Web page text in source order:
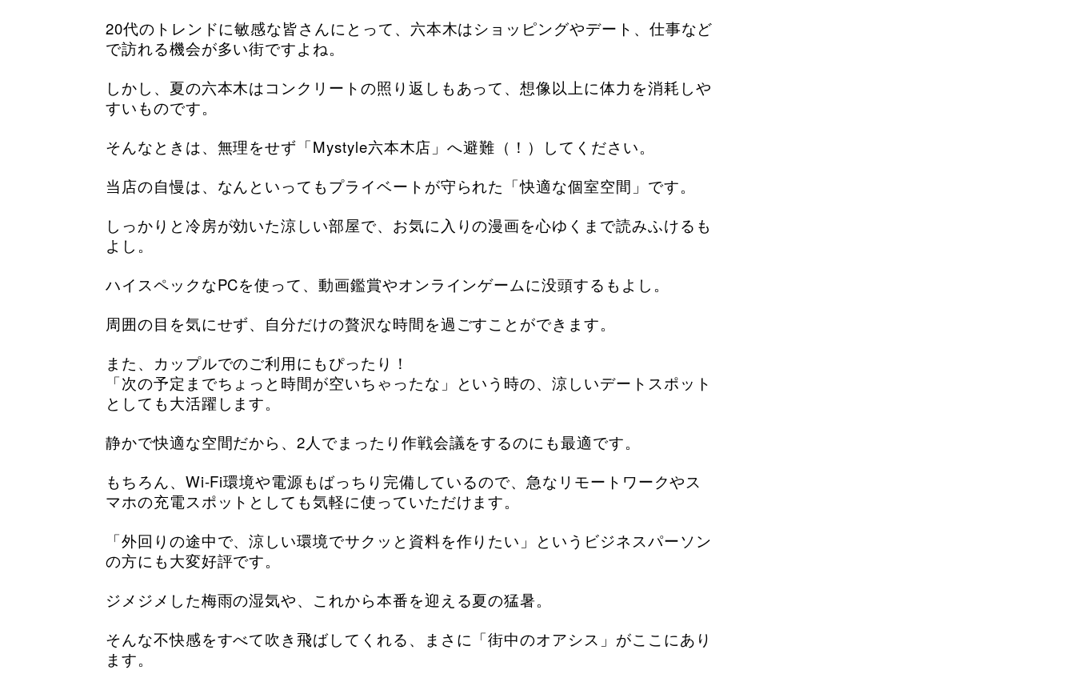
20代のトレンドに敏感な皆さんにとって、六本木はショッピングやデート、仕事など
で訪れる機会が多い街ですよね。
しかし、夏の六本木はコンクリートの照り返しもあって、想像以上に体力を消耗しや
すいものです。
そんなときは、無理をせず「Mystyle六本木店」へ避難（！）してください。
当店の自慢は、なんといってもプライベートが守られた「快適な個室空間」です。
しっかりと冷房が効いた涼しい部屋で、お気に入りの漫画を心ゆくまで読みふけるも
よし。
ハイスペックなPCを使って、動画鑑賞やオンラインゲームに没頭するもよし。
周囲の目を気にせず、自分だけの贅沢な時間を過ごすことができます。
また、カップルでのご利用にもぴったり！
「次の予定までちょっと時間が空いちゃったな」という時の、涼しいデートスポット
としても大活躍します。
静かで快適な空間だから、2人でまったり作戦会議をするのにも最適です。
もちろん、Wi-Fi環境や電源もばっちり完備しているので、急なリモートワークやス
マホの充電スポットとしても気軽に使っていただけます。
「外回りの途中で、涼しい環境でサクッと資料を作りたい」というビジネスパーソン
の方にも大変好評です。
ジメジメした梅雨の湿気や、これから本番を迎える夏の猛暑。
そんな不快感をすべて吹き飛ばしてくれる、まさに「街中のオアシス」がここにあり
ます。